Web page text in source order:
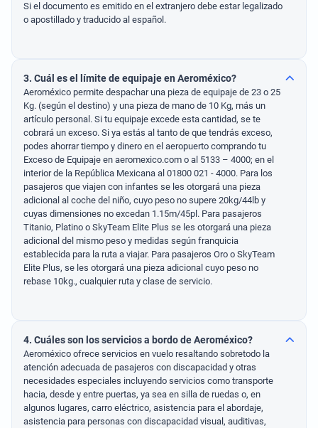
Si el documento es emitido en el extranjero debe estar legalizado
o apostillado y traducido al español.
3. Cuál es el límite de equipaje en Aeroméxico?
Aeroméxico permite despachar una pieza de equipaje de 23 o 25
Kg. (según el destino) y una pieza de mano de 10 Kg, más un
artículo personal. Si tu equipaje excede esta cantidad, se te
cobrará un exceso. Si ya estás al tanto de que tendrás exceso,
podes ahorrar tiempo y dinero en el aeropuerto comprando tu
Exceso de Equipaje en aeromexico.com o al 5133 – 4000; en el
interior de la República Mexicana al 01800 021 - 4000. Para los
pasajeros que viajen con infantes se les otorgará una pieza
adicional al coche del niño, cuyo peso no supere 20kg/44lb y
cuyas dimensiones no excedan 1.15m/45pl. Para pasajeros
Titanio, Platino o SkyTeam Elite Plus se les otorgará una pieza
adicional del mismo peso y medidas según franquicia
establecida para la ruta a viajar. Para pasajeros Oro o SkyTeam
Elite Plus, se les otorgará una pieza adicional cuyo peso no
rebase 10kg., cualquier ruta y clase de servicio.
4. Cuáles son los servicios a bordo de Aeroméxico?
Aeroméxico ofrece servicios en vuelo resaltando sobretodo la
atención adecuada de pasajeros con discapacidad y otras
necesidades especiales incluyendo servicios como transporte
hacia, desde y entre puertas, ya sea en silla de ruedas o, en
algunos lugares, carro eléctrico, asistencia para el abordaje,
asistencia para personas con discapacidad visual, auditivas,